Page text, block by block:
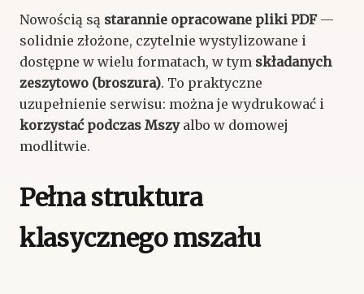
Nowością są starannie opracowane pliki PDF—
solidnie złożone, czytelnie wystylizowane i
dostępne w wielu formatach, w tym składanych
zeszytowo (broszura). To praktyczne
uzupełnienie serwisu: można je wydrukować i
korzystać podczas Mszyalbo w domowej
modlitwie.
Pełna struktura
klasycznego mszału